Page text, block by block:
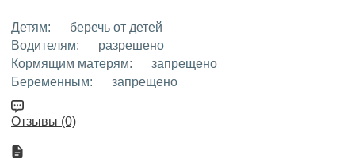
Детям:
беречь от детей
Водителям:
разрешено
Кормящим матерям:
запрещено
Беременным:
запрещено
Отзывы (0)